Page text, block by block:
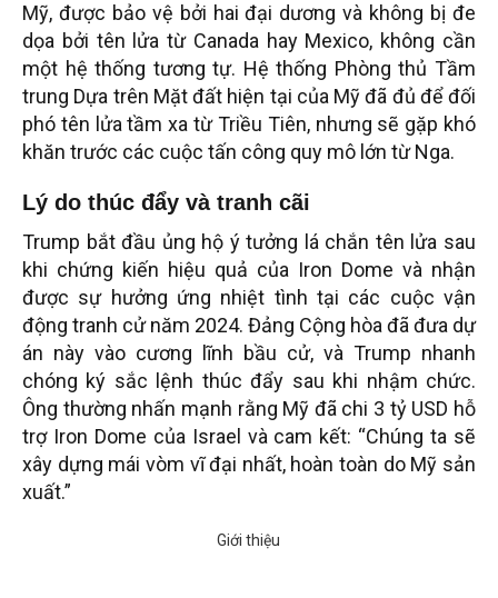
Mỹ, được bảo vệ bởi hai đại dương và không bị đe
dọa bởi tên lửa từ Canada hay Mexico, không cần
một hệ thống tương tự. Hệ thống Phòng thủ Tầm
trung Dựa trên Mặt đất hiện tại của Mỹ đã đủ để đối
phó tên lửa tầm xa từ Triều Tiên, nhưng sẽ gặp khó
khăn trước các cuộc tấn công quy mô lớn từ Nga.
Lý do thúc đẩy và tranh cãi
Trump bắt đầu ủng hộ ý tưởng lá chắn tên lửa sau
khi chứng kiến hiệu quả của Iron Dome và nhận
được sự hưởng ứng nhiệt tình tại các cuộc vận
động tranh cử năm 2024. Đảng Cộng hòa đã đưa dự
án này vào cương lĩnh bầu cử, và Trump nhanh
chóng ký sắc lệnh thúc đẩy sau khi nhậm chức.
Ông thường nhấn mạnh rằng Mỹ đã chi 3 tỷ USD hỗ
trợ Iron Dome của Israel và cam kết: “Chúng ta sẽ
xây dựng mái vòm vĩ đại nhất, hoàn toàn do Mỹ sản
xuất.”